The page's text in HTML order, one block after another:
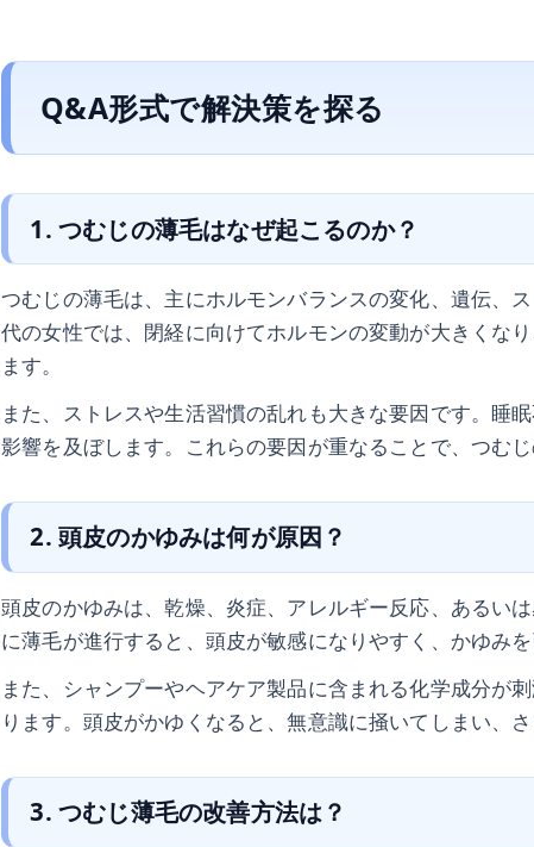
Q&A形式で解決策を探る
1. つむじの薄毛はなぜ起こるのか？
つむじの薄毛は、主にホルモンバランスの変化、遺伝、
代の女性では、閉経に向けてホルモンの変動が大きくな
ます。
また、ストレスや生活習慣の乱れも大きな要因です。睡
影響を及ぼします。これらの要因が重なることで、つむ
2. 頭皮のかゆみは何が原因？
頭皮のかゆみは、乾燥、炎症、アレルギー反応、あるい
に薄毛が進行すると、頭皮が敏感になりやすく、かゆみ
また、シャンプーやヘアケア製品に含まれる化学成分が
ります。頭皮がかゆくなると、無意識に掻いてしまい、
3. つむじ薄毛の改善方法は？